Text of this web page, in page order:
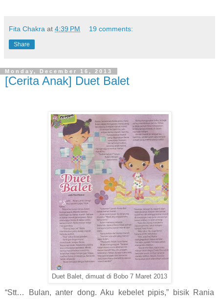
Fita Chakra at 4:39 PM 19 comments:
Share
Monday, December 16, 2013
[Cerita Anak] Duet Balet
Duet Balet, dimuat di Bobo 7 Maret 2013
“Stt… Bulan, anter dong. Aku kebelet pipis,” bisik Rania